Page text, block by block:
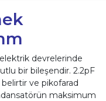
devrelerinde
bir bileşendir. 2.2pF
belirtir ve pikofarad
maksimum